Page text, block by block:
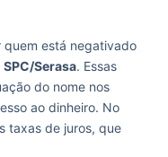
quem está negativado
Serasa. Essas
do nome nos
ao dinheiro. No
taxas de juros, que